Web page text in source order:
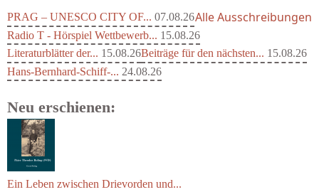
PRAG – UNESCO CITY OF... 07.08.26
Radio T - Hörspiel Wettbewerb... 15.08.26
Literaturblätter der... 15.08.26Beiträge für den nächsten... 15.08.26
Hans-Bernhard-Schiff-... 24.08.26
Alle Ausschreibungen
Neu erschienen: